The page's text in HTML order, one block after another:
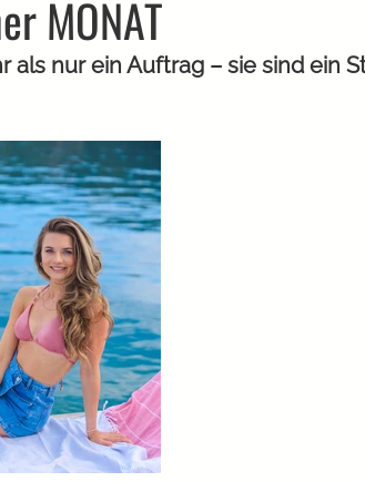
MONAT
als nur ein Auftrag – sie sind ein